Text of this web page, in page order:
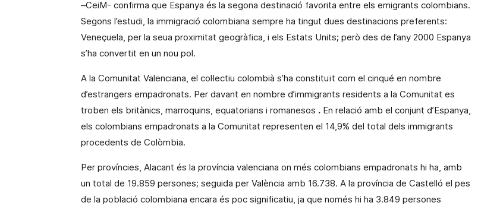
–CeiM- confirma que Espanya és la segona destinació favorita entre els emigrants colombians.
Segons l’estudi, la immigració colombiana sempre ha tingut dues destinacions preferents:
Veneçuela, per la seua proximitat geogràfica, i els Estats Units; però des de l’any 2000 Espanya
s’ha convertit en un nou pol.
A la Comunitat Valenciana, el col·lectiu colombià s’ha constituït com el cinqué en nombre
d’estrangers empadronats. Per davant en nombre d’immigrants residents a la Comunitat es
troben els britànics, marroquins, equatorians i romanesos . En relació amb el conjunt d’Espanya,
els colombians empadronats a la Comunitat representen el 14,9% del total dels immigrants
procedents de Colòmbia.
Per províncies, Alacant és la província valenciana on més colombians empadronats hi ha, amb
un total de 19.859 persones; seguida per València amb 16.738. A la província de Castelló el pes
de la població colombiana encara és poc significatiu, ja que només hi ha 3.849 persones